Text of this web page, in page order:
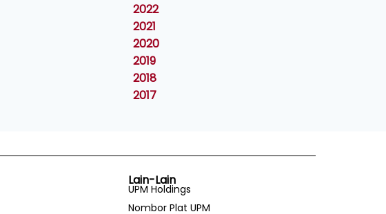
2022
2021
2020
2019
2018
2017
Lain-Lain
UPM Holdings
Nombor Plat UPM